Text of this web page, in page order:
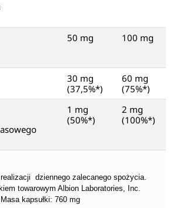
50 mg 100 mg
30 mg
(37,5%*)
60 mg
(75%*)
1 mg
(50%*)
2 mg
(100%*)
dziennego zalecanego spożycia.
towarowym Albion Laboratories, Inc.
Masa kapsułki: 760 mg